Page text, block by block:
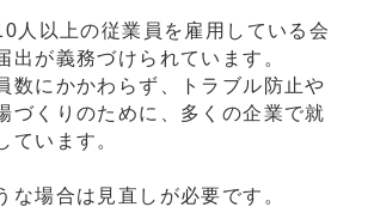
人以上の従業員を雇用している会
出が義務づけられています。
数にかかわらず、トラブル防止や
づくりのために、多くの企業で就
ています。
な場合は見直しが必要です。